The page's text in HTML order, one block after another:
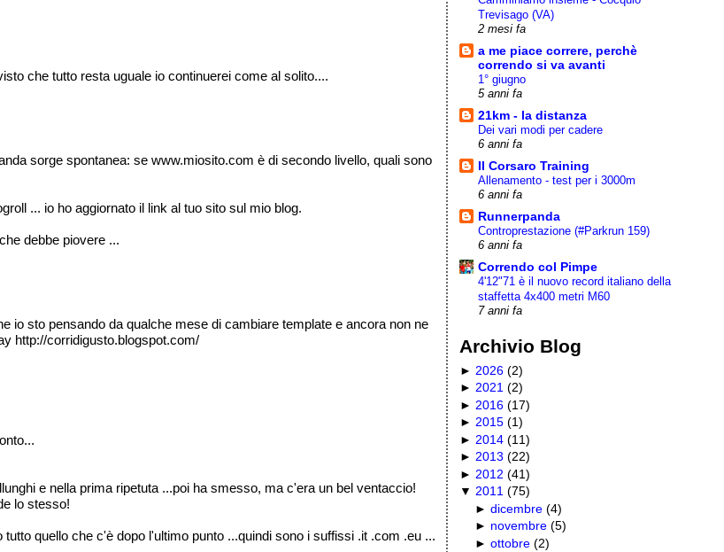
che tutto resta uguale io continuerei come al solito....
sorge spontanea: se www.miosito.com è di secondo livello, quali sono
... io ho aggiornato il link al tuo sito sul mio blog.
debbe piovere ...
io sto pensando da qualche mese di cambiare template e ancora non ne
http://corridigusto.blogspot.com/
e nella prima ripetuta ...poi ha smesso, ma c'era un bel ventaccio!
lo stesso!
tutto quello che c'è dopo l'ultimo punto ...quindi sono i suffissi .it .com .eu ...
Trevisago (VA)
2 mesi fa
a me piace correre, perchè
correndo si va avanti
1° giugno
5 anni fa
21km - la distanza
Dei vari modi per cadere
6 anni fa
Il Corsaro Training
Allenamento - test per i 3000m
6 anni fa
Runnerpanda
Controprestazione (#Parkrun 159)
6 anni fa
Correndo col Pimpe
4'12"71 è il nuovo record italiano della
staffetta 4x400 metri M60
7 anni fa
Archivio Blog
► 2026 (2)
►2021 (2)
► 2016 (17)
►2015 (1)
► 2014 (11)
►2013 (22)
► 2012 (41)
▼2011 (75)
►dicembre (4)
► novembre (5)
►ottobre (2)